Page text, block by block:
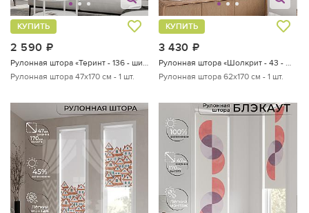
2 590
КУПИТЬ
Рулонная штора «Теринт - 136 - ширина 47 см»
Рулонная штора 47х170 см - 1 шт.
3 430
КУПИТЬ
Рулонная штора «Шолкрит - 43 - ширина 62 см»
Рулонная штора 62х170 см - 1 шт.